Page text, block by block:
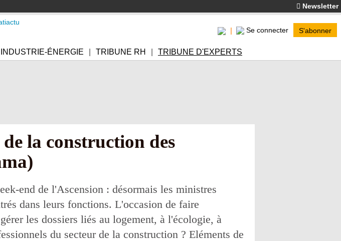
Newsletter
Se connecter S'abonner
INDUSTRIE-ÉNERGIE TRIBUNE RH TRIBUNE D'EXPERTS
la construction des
end de l'Ascension : désormais les ministres
dans leurs fonctions. L'occasion de faire
les dossiers liés au logement, à l'écologie, à
du secteur de la construction ? Eléments de